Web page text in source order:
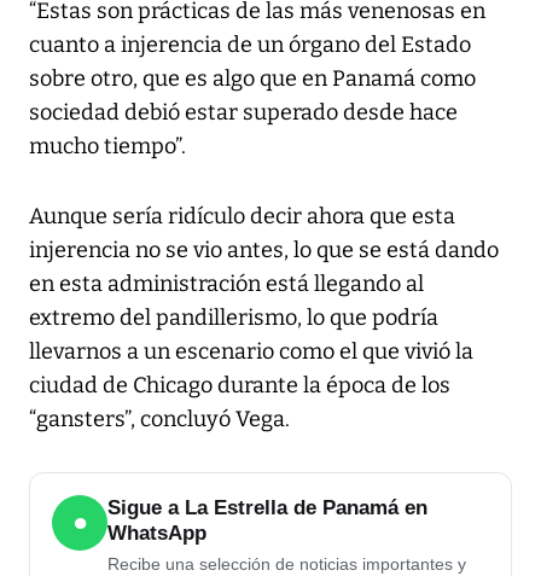
“Estas son prácticas de las más venenosas en
cuanto a injerencia de un órgano del Estado
sobre otro, que es algo que en Panamá como
sociedad debió estar superado desde hace
mucho tiempo”.
Aunque sería ridículo decir ahora que esta
injerencia no se vio antes, lo que se está dando
en esta administración está llegando al
extremo del pandillerismo, lo que podría
llevarnos a un escenario como el que vivió la
ciudad de Chicago durante la época de los
“gansters”, concluyó Vega.
●
Sigue a La Estrella de Panamá en
WhatsApp
Recibe una selección de noticias importantes y